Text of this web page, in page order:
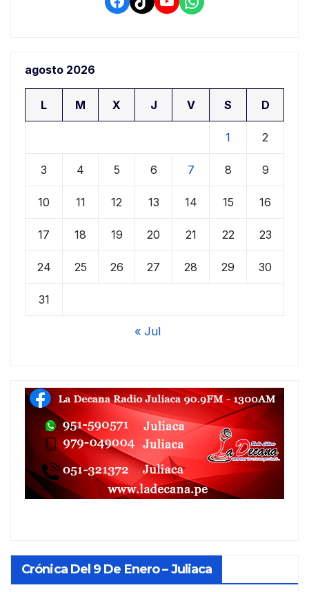
agosto 2026
L M X J V S D
1 2
3 4 5 6 7 8 9
10 11 12 13 14 15 16
17 18 19 20 21 22 23
24 25 26 27 28 29 30
31
« Jul
Crónica Del 9 De Enero – Juliaca